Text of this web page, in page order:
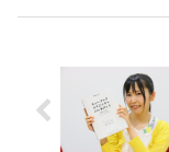
リースされました。